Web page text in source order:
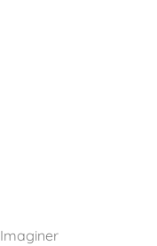
Imaginer